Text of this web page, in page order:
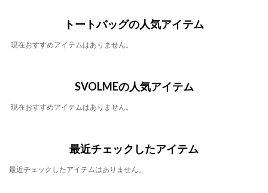
トートバッグの人気アイテム
現在おすすめアイテムはありません。
SVOLMEの人気アイテム
現在おすすめアイテムはありません。
最近チェックしたアイテム
最近チェックしたアイテムはありません。